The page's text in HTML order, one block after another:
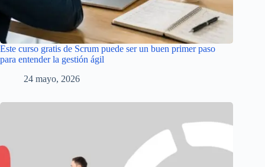
Este curso gratis de Scrum puede ser un buen primer paso
para entender la gestión ágil
24 mayo, 2026